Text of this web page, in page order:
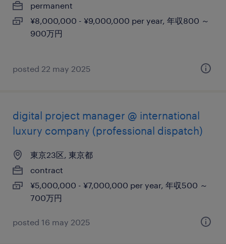
permanent
¥8,000,000 - ¥9,000,000 per year, 年収800 ～
900万円
posted 22 may 2025
digital project manager @ international
luxury company (professional dispatch)
東京23区, 東京都
contract
¥5,000,000 - ¥7,000,000 per year, 年収500 ～
700万円
posted 16 may 2025